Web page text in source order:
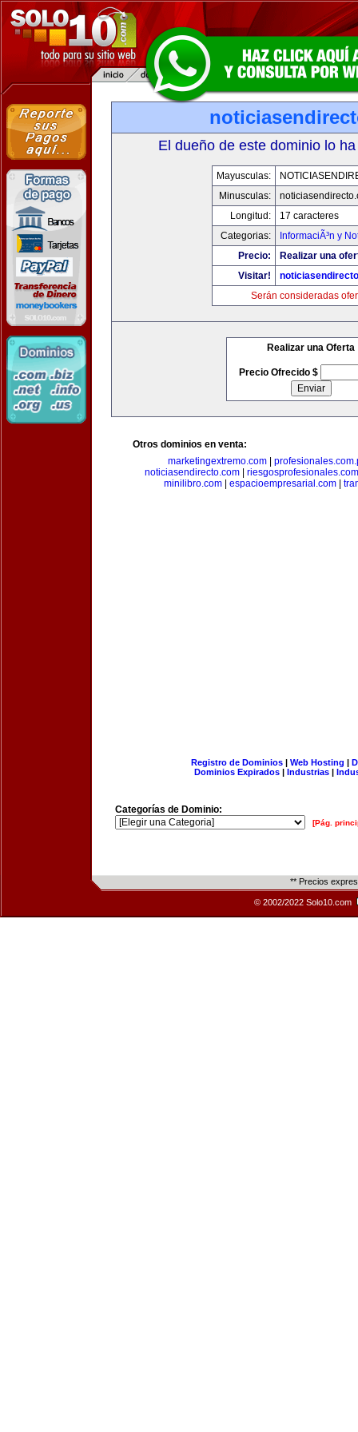
El dueño de este dominio lo
Mayusculas:
Minusculas:
Longitud:
17 caracteres
Categorias:
InformaciÃ³n y
Precio:
Realizar una
Visitar!
Serán consideradas
Realizar una Oferta
Precio Ofrecido $
Otros dominios en venta:
marketingextremo.com|
noticiasendirecto.com
riesgosprofesionales.com
minilibro.com| espacioempresarial.com|
Registro de Dominios| Web Hosting |
Dominios Expirados | Industrias |
Categorías de Dominio:
[Pág.
** Precios
© 2002/2022 Solo10.com